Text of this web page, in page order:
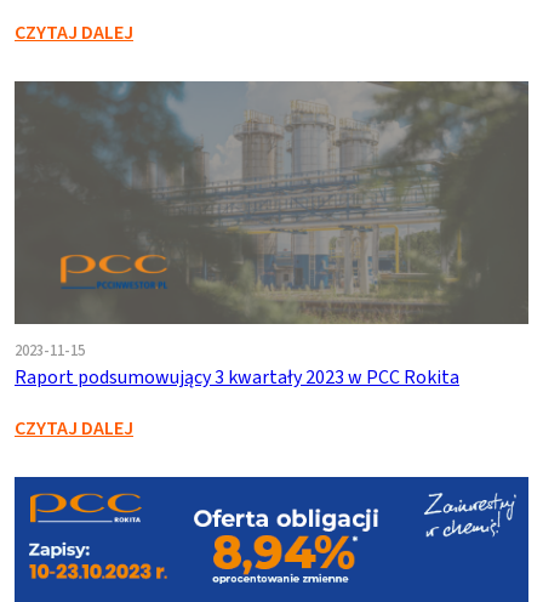
CZYTAJ DALEJ
2023-11-15
Raport podsumowujący 3 kwartały 2023 w PCC Rokita
CZYTAJ DALEJ